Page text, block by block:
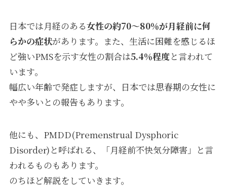
日本では月経のある女性の約70～80％が月経前に何
らかの症状があります。また、生活に困難を感じるほ
ど強いPMSを示す女性の割合は5.4％程度と言われて
います。
幅広い年齢で発症しますが、日本では思春期の女性に
やや多いとの報告もあります。
他にも、PMDD(Premenstrual Dysphoric
Disorder)と呼ばれる、「月経前不快気分障害」と言
われるものもあります。
のちほど解説をしていきます。